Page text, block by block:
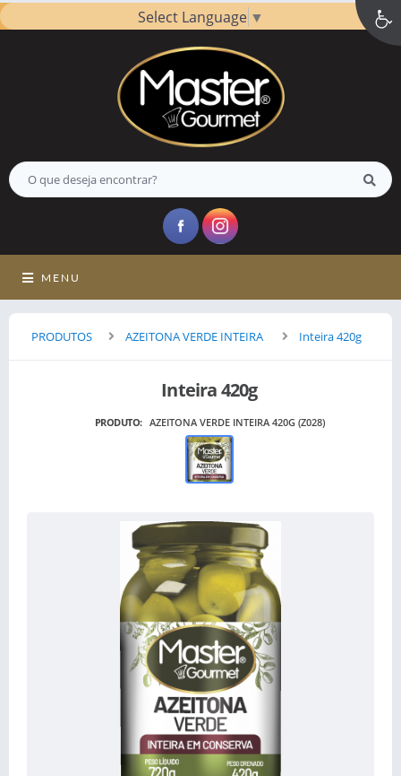
Select Language ▼
MENU
PRODUTOS AZEITONA VERDE INTEIRA Inteira 420g
Inteira 420g
PRODUTO: AZEITONA VERDE INTEIRA 420G (Z028)